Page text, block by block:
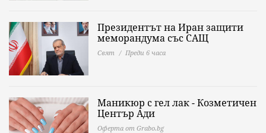
Президентът на Иран защити
меморандума със САЩ
Свят Преди 6 часа
Маникюр с гел лак - Козметичен
Център Ади
Оферта от Grabo.bg